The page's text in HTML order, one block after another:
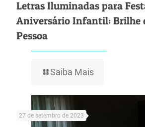
Letras Iluminadas para
Aniversário Infantil: Brilhe
Pessoa
Saiba Mais
27 de setembro de 2023